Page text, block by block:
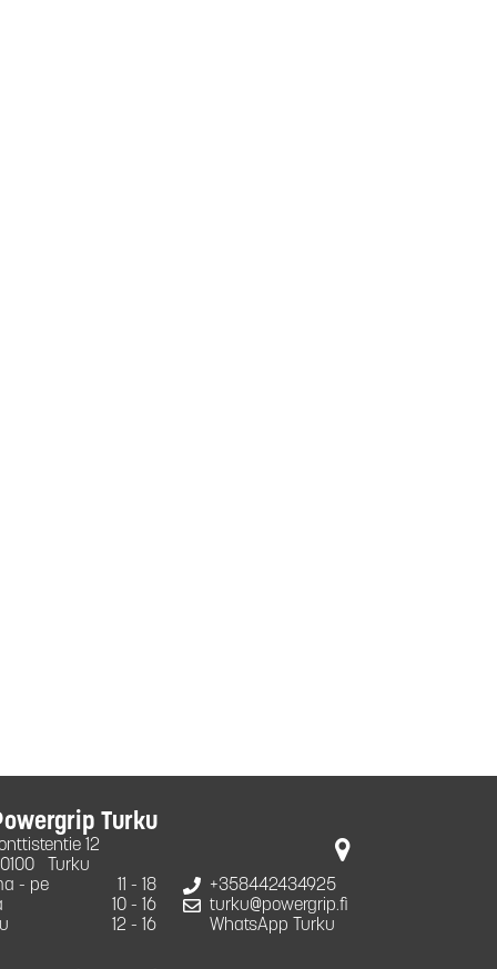
Turku
12
Turku
- pe
11 - 18
10 - 16
12 - 16
+358442434925
turku@powergrip.fi
WhatsApp Turku